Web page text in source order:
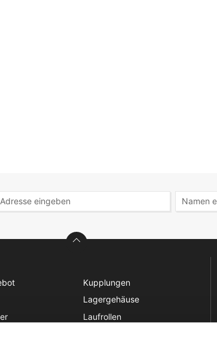
Kupplungen
Lagergehäuse
Laufrollen